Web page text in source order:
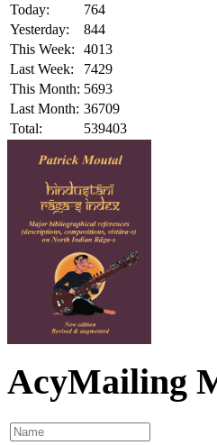
Today:
764
Yesterday:
844
This Week:
4013
Last Week:
7429
This Month: 5693
Last Month: 36709
Total:
539403
AcyMailing